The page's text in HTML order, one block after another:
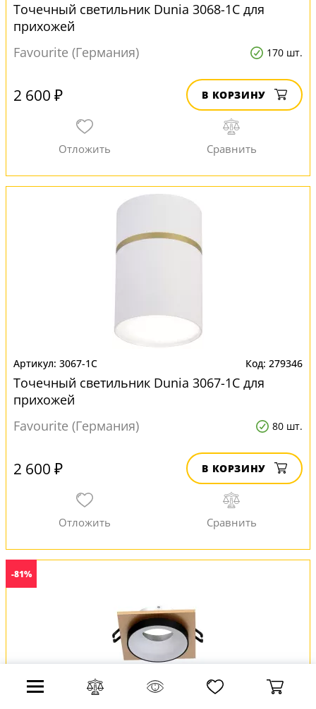
Точечный светильник Dunia 3068-1C для
прихожей
Favourite (Германия)
170 шт.
2 600 ₽ В КОРЗИНУ
3067-1C 279346
Точечный светильник Dunia 3067-1C для
прихожей
Favourite (Германия)
80 шт.
2 600 ₽ В КОРЗИНУ
-81%